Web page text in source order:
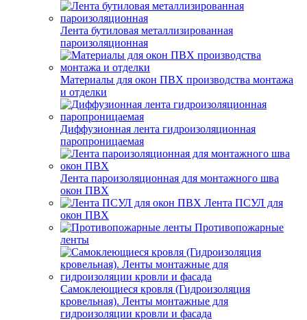
Лента бутиловая металлизированная
пароизоляционная
Материалы для окон ПВХ производства монтажа
и отделки
Диффузионная лента гидроизоляционная
паропроницаемая
Лента пароизоляционная для монтажного шва
окон ПВХ
Лента ПСУЛ для
окон ПВХ
Противопожарные
ленты
Самоклеющиеся кровля (Гидроизоляция
кровельная). Ленты монтажные для
гидроизоляции кровли и фасада